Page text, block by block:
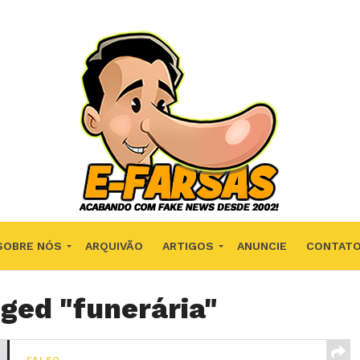
NÓS ARQUIVÃO ARTIGOS ANUNCIE CONTATO
"funerária"